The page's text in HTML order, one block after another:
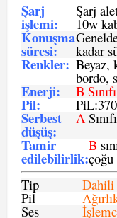
Şarj
işlemi:
Şarj
10w
Konuşma
süresi: kadar
Renkler: Beyaz,
bordo,
Enerji: B
Pil:
Serbest
düşüş:
A
Tamir
edilebilirlik:
B
Tip
Dahili
Pil
Ses